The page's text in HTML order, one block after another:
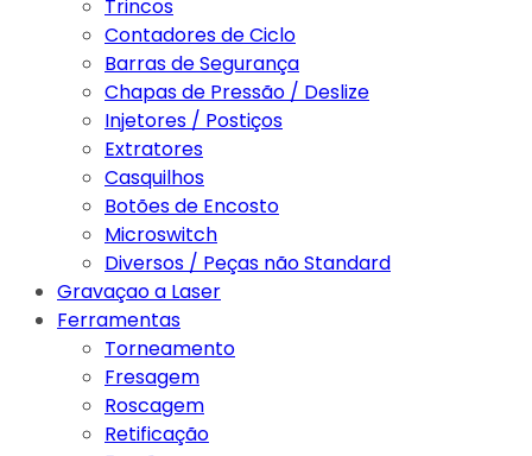
Trincos
Contadores de Ciclo
Barras de Segurança
Chapas de Pressão / Deslize
Injetores / Postiços
Extratores
Casquilhos
Botões de Encosto
Microswitch
Diversos / Peças não Standard
Gravaçao a Laser
Ferramentas
Torneamento
Fresagem
Roscagem
Retificação